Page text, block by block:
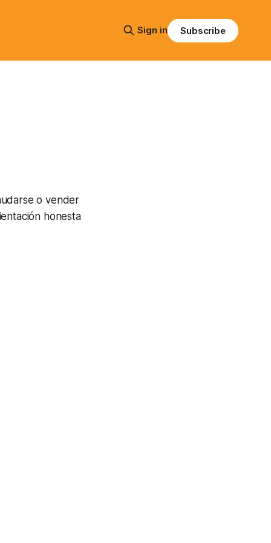
Sign in Subscribe
o vender
honesta